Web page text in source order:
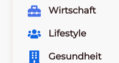
Wirtschaft
Lifestyle
Gesundheit